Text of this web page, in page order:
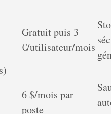
Gratuit puis 3
€/utilisateur/mois
6 $/mois par
poste